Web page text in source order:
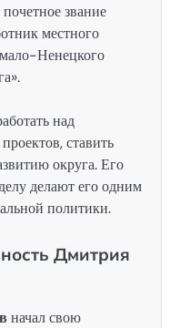
звание
местного
Ненецкого
над
ставить
округа. Его
делают его одним
политики.
Дмитрия
начал свою